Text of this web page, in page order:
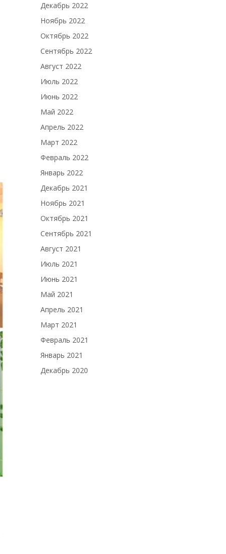
Декабрь 2022
Ноябрь 2022
Октябрь 2022
Сентябрь 2022
Август 2022
Июль 2022
Июнь 2022
Май 2022
Апрель 2022
Март 2022
Февраль 2022
Январь 2022
Декабрь 2021
Ноябрь 2021
Октябрь 2021
Сентябрь 2021
Август 2021
Июль 2021
Июнь 2021
Май 2021
Апрель 2021
Март 2021
Февраль 2021
Январь 2021
Декабрь 2020